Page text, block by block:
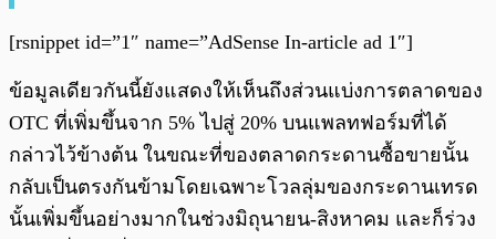
[rsnippet id=”1″ name=”AdSense In-article ad 1″]
ข้อมูลเดียวกันนี้ยังแสดงให้เห็นถึงส่วนแบ่งการตลาดของ
OTC ที่เพิ่มขึ้นจาก 5% ไปสู่ 20% บนแพลทฟอร์มที่ได้
กล่าวไว้ข้างต้น ในขณะที่ของตลาดกระดานซื้อขายนั้น
กลับเป็นตรงกันข้ามโดยเฉพาะโวลลุ่มของกระดานเทรด
นั้นเพิ่มขึ้นอย่างมากในช่วงมิถุนายน-สิงหาคม และก็ร่วง